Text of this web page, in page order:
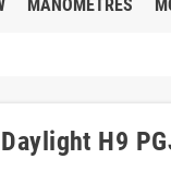
MANOMÈTRES
H9